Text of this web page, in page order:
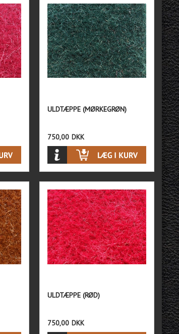
ULDTÆPPE (MØRKEGRØN)
750,00 DKK
ULDTÆPPE (RØD)
750,00 DKK